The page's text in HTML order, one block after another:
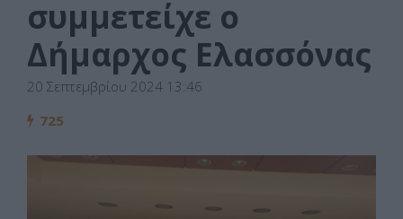
συμμετείχε ο
Δήμαρχος Ελασσόνας
20 Σεπτεμβρίου 2024 13:46
725